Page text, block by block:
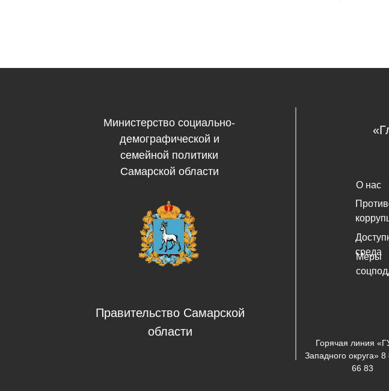
Министерство социально-
демографической и
семейной политики
Самарской области
Правительство Самарской
области
Горячая линия
Западного округа» 8
66 83
О нас
среда
Меры